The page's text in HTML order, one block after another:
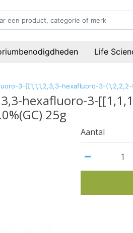
Life
3-[[1,1,1,2,3,3-hexafluoro-3-
hexafluoro-3-
25g
Aantal